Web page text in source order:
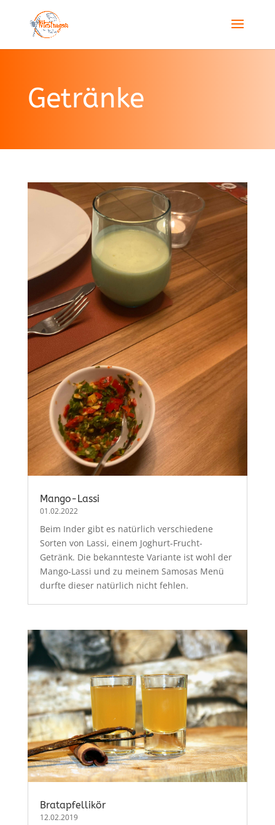
Getränke
Mango-Lassi
01.02.2022
Beim Inder gibt es natürlich verschiedene
Sorten von Lassi, einem Joghurt-Frucht-
Getränk. Die bekannteste Variante ist wohl der
Mango-Lassi und zu meinem Samosas Menü
durfte dieser natürlich nicht fehlen.
Bratapfellikör
12.02.2019